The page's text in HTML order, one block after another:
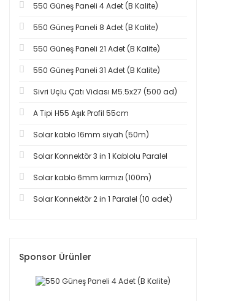
550 Güneş Paneli 4 Adet (B Kalite)
550 Güneş Paneli 8 Adet (B Kalite)
550 Güneş Paneli 21 Adet (B Kalite)
550 Güneş Paneli 31 Adet (B Kalite)
Sivri Uçlu Çatı Vidası M5.5x27 (500 ad)
A Tipi H55 Aşık Profil 55cm
Solar kablo 16mm siyah (50m)
Solar Konnektör 3 in 1 Kablolu Paralel
Solar kablo 6mm kırmızı (100m)
Solar Konnektör 2 in 1 Paralel (10 adet)
Sponsor Ürünler